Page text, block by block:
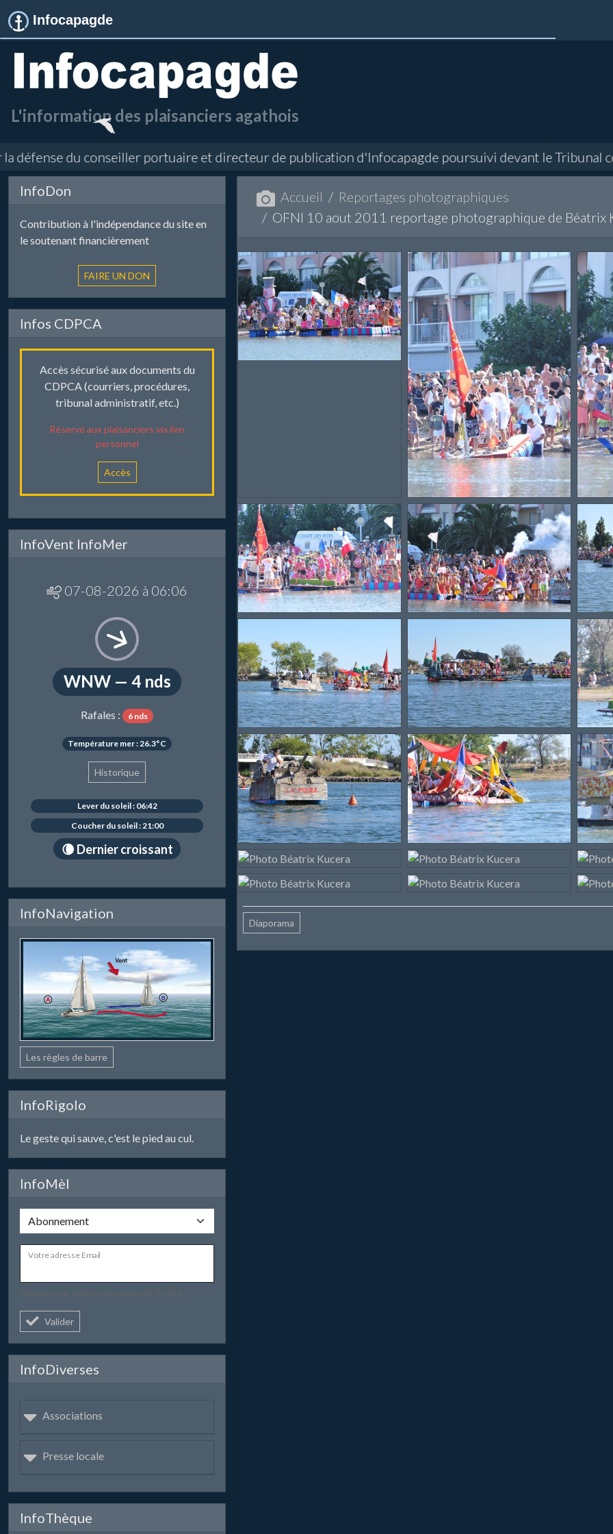
Infocapagde
L'information des plaisanciers agathois
du conseiller portuaire et directeur de publication d'Infocapagde poursuivi devant le Tribunal
InfoDon
Contribution à l'indépendance du site en
le soutenant financièrement
Infos CDPCA
Accès sécurisé aux documents du
CDPCA (courriers, procédures,
tribunal administratif, etc.)
Réservé aux plaisanciers via lien
personnel
Accès
InfoVent InfoMer
07-08-2026 à 06:06
WNW — 4 nds
Rafales : 6 nds
Température mer : 26.3°C
Historique
Lever du soleil : 06:42
Coucher du soleil : 21:00
🌘 Dernier croissant
InfoNavigation
Les règles de barre
InfoRigolo
Le geste qui sauve, c'est le pied au cul.
InfoMèl
Votre adresse Email
Valider
InfoDiverses
Associations
Presse locale
InfoThèque
Accueil
Reportages photographiques
OFNI 10 aout 2011 reportage photographique de Béatrix
Diaporama